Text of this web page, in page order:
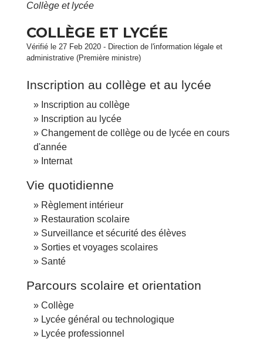
Collège et lycée
COLLÈGE ET LYCÉE
Vérifié le 27 Feb 2020 - Direction de l'information légale et
administrative (Première ministre)
Inscription au collège et au lycée
Inscription au collège
Inscription au lycée
Changement de collège ou de lycée en cours
d'année
Internat
Vie quotidienne
Règlement intérieur
Restauration scolaire
Surveillance et sécurité des élèves
Sorties et voyages scolaires
Santé
Parcours scolaire et orientation
Collège
Lycée général ou technologique
Lycée professionnel